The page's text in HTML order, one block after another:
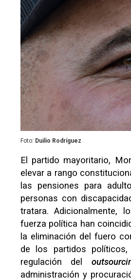
Foto: Duilio Rodríguez
El partido mayoritario,
elevar a rango
las pensiones para
personas con
tratara. Adicionalmente,
fuerza política han
la eliminación del fuero
de los partidos
regulación del
administración y